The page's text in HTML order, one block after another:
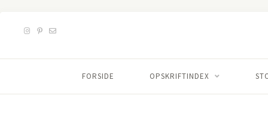
FORSIDE OPSKRIFTINDEX